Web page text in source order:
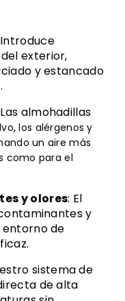
exterior,
y estancado
almohadillas
los alérgenos y
un aire más
como para el
y olores: El
y
de
sistema de
de alta